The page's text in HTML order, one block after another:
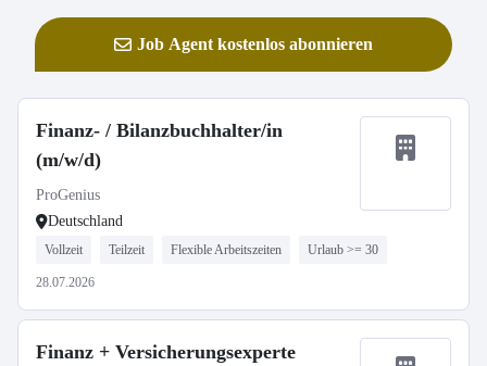
Job Agent kostenlos abonnieren
Finanz- / Bilanzbuchhalter/in
(m/w/d)
ProGenius
Deutschland
Vollzeit Teilzeit Flexible Arbeitszeiten Urlaub >= 30
28.07.2026
Finanz + Versicherungsexperte